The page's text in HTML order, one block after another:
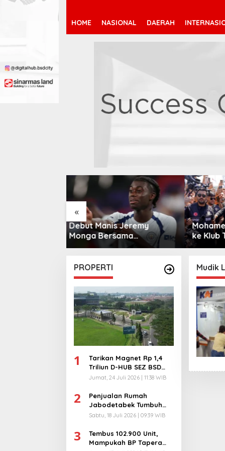
HOME NASIONAL DAERAH
«
Mohamed Salah Berlabuh
ke Klub Turki
PROPERTI
1
Tarikan Magnet Rp 1,4
Triliun D-HUB SEZ BSD
City, Buka 1736
Jumat, 24 Juli 2026 | 11:38 WIB
2
Penjualan Rumah
Jabodetabek Tumbuh
94%! Developer
Ekstra
Sabtu, 18 Juli 2026 | 09:39 WIB
3
Tembus 102.900 Unit,
Mampukah BP Tapera
Mudik